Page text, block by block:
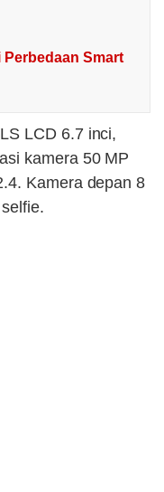
Perbedaan Smart
LCD 6.7 inci,
kamera 50 MP
Kamera depan 8